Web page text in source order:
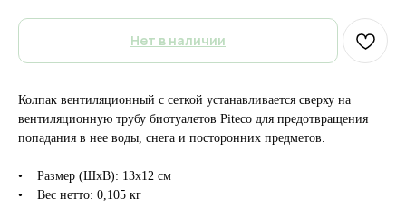
Нет в наличии
Колпак вентиляционный с сеткой устанавливается сверху на
вентиляционную трубу биотуалетов Piteco для предотвращения
попадания в нее воды, снега и посторонних предметов.
• Размер (ШхВ): 13х12 см
• Вес нетто: 0,105 кг